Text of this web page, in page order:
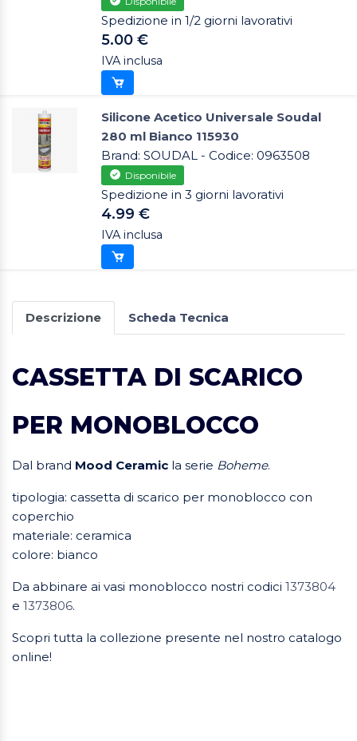
Spedizione in 1/2 giorni lavorativi
5.00 €
IVA inclusa
Silicone Acetico Universale Soudal
280 ml Bianco 115930
Brand: SOUDAL - Codice: 0963508
Disponibile
Spedizione in 3 giorni lavorativi
4.99 €
IVA inclusa
Descrizione Scheda Tecnica
CASSETTA DI SCARICO
PER MONOBLOCCO
Dal brand Mood Ceramic la serie Boheme.
tipologia: cassetta di scarico per monoblocco con
coperchio
materiale: ceramica
colore: bianco
Da abbinare ai vasi monoblocco nostri codici 1373804
e 1373806.
Scopri tutta la collezione presente nel nostro catalogo
online!